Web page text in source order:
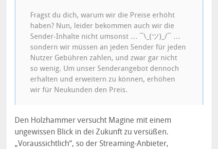
Fragst du dich, warum wir die Preise erhöht
haben? Nun, leider bekommen auch wir die
Sender-Inhalte nicht umsonst … ¯\_(ツ)_/¯ …
sondern wir müssen an jeden Sender für jeden
Nutzer Gebühren zahlen, und zwar gar nicht
so wenig. Um unser Senderangebot dennoch
erhalten und erweitern zu können, erhöhen
wir für Neukunden den Preis.
Den Holzhammer versucht Magine mit einem
ungewissen Blick in dei Zukunft zu versüßen.
„Voraussichtlich“, so der Streaming-Anbieter,